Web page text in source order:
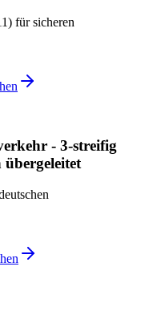
für sicheren
- 3-streifig